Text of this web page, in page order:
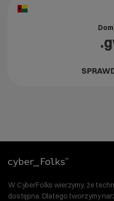
W CyberFolks wierzymy, że
dostępna. Dlatego tworzymy